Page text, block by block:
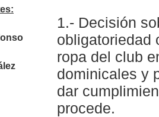
1.- Decisión
obligatoriedad
ropa del club
dominicales y
dar
procede.